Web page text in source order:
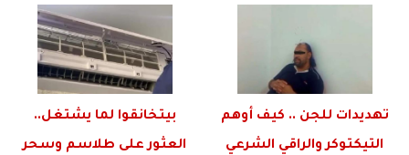
تهديدات للجن .. كيف أوهم
التيكتوكر والراقي الشرعي
بيتخانقوا لما يشتغل..
العثور على طلاسم وسحر